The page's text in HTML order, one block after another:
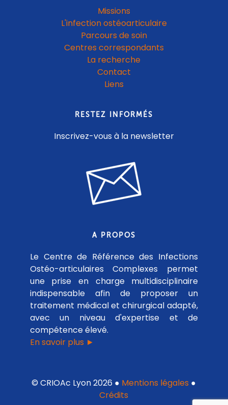
Missions
L'infection ostéoarticulaire
Parcours de soin
Centres correspondants
La recherche
Contact
Liens
RESTEZ INFORMÉS
Inscrivez-vous à la newsletter
A PROPOS
Le Centre de Référence des Infections
Ostéo-articulaires Complexes permet
une prise en charge multidisciplinaire
indispensable afin de proposer un
traitement médical et chirurgical adapté,
avec un niveau d'expertise et de
compétence élevé.
En savoir plus ►
© CRIOAc Lyon 2026 ● Mentions légales ●
Crédits